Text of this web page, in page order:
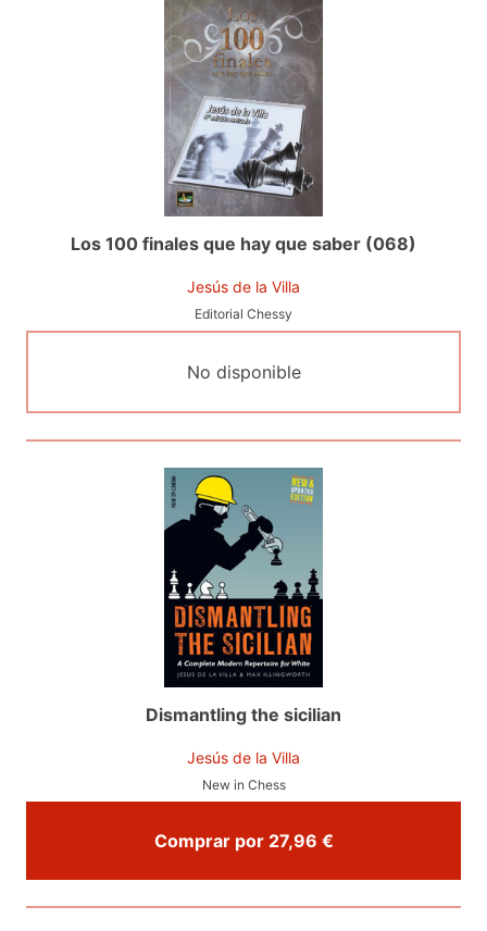
Los 100 finales que hay que saber (068)
Jesús de la Villa
Editorial Chessy
No disponible
Dismantling the sicilian
Jesús de la Villa
New in Chess
Comprar por 27,96 €